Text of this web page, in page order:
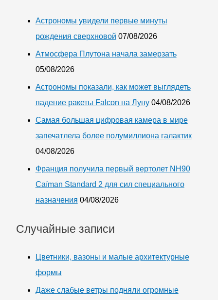
Астрономы увидели первые минуты
рождения сверхновой 07/08/2026
Атмосфера Плутона начала замерзать
05/08/2026
Астрономы показали, как может выглядеть
падение ракеты Falcon на Луну 04/08/2026
Самая большая цифровая камера в мире
запечатлела более полумиллиона галактик
04/08/2026
Франция получила первый вертолет NH90
Caïman Standard 2 для сил специального
назначения 04/08/2026
Случайные записи
Цветники, вазоны и малые архитектурные
формы
Даже слабые ветры подняли огромные